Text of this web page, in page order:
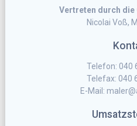
Vertreten durch
Nicolai Voß,
Telefon: 040
Telefax: 040
E-Mail: